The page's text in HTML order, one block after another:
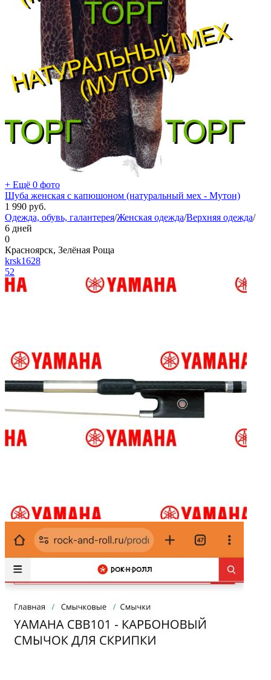
+ Ещё 0 фото
Шуба женская с капюшоном (натуральный мех - Мутон)
1 990 руб.
Одежда, обувь, галантерея/Женская одежда/Верхняя одежда/
6 дней
0
Красноярск, Зелёная Роща
krsk1628
52